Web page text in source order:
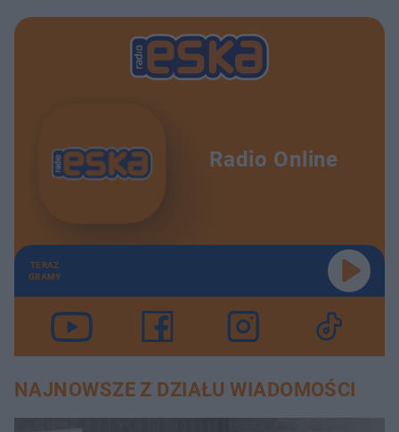
Radio Online
TERAZ
GRAMY
NAJNOWSZE Z DZIAŁU WIADOMOŚCI